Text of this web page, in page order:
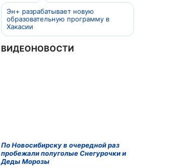
Эн+ разрабатывает новую
образовательную программу в
Хакасии
ВИДЕОНОВОСТИ
По Новосибирску в очередной раз
пробежали полуголые Снегурочки и
Деды Морозы